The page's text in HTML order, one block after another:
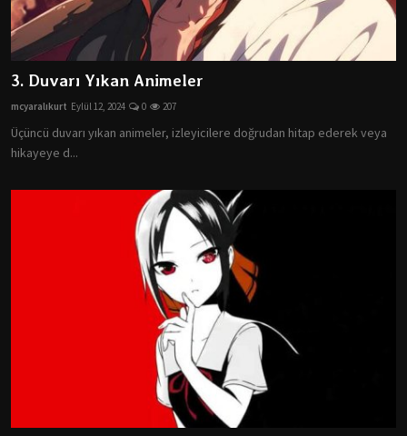
3. Duvarı Yıkan Animeler
mcyaralıkurt Eylül 12, 2024 0 207
Üçüncü duvarı yıkan animeler, izleyicilere doğrudan hitap ederek veya
hikayeye d...